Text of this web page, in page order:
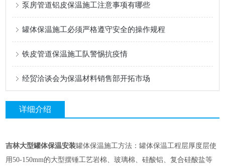
泵房管道铝皮保温施工注意事项有哪些
罐体保温施工必须严格遵守安全的操作规程
铁皮管道保温施工队警惕抗疫情
经贸洽谈会为保温材料销售部开拓市场
详细介绍
吉林大型罐体保温安装罐体保温施工方法：罐体保温工程层厚度层使
用50-150mm的大型摆锤工艺岩棉、玻璃棉、硅酸铝、复合硅酸盐等